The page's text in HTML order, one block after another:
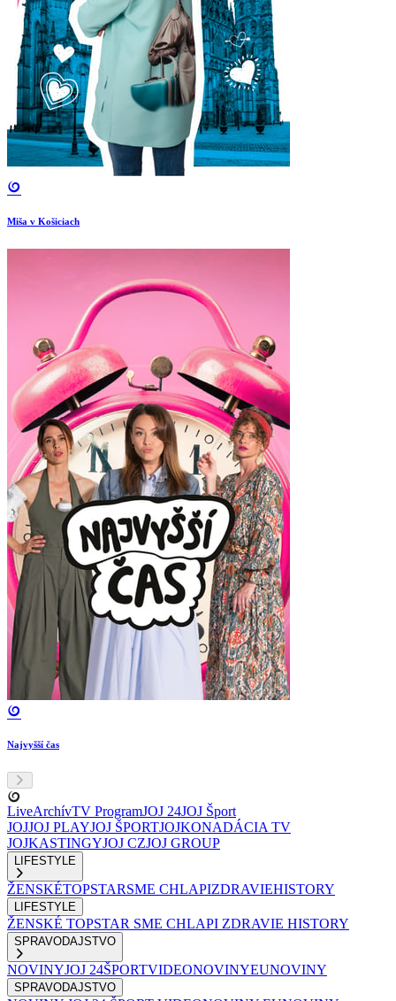
Miša v Košiciach
Najvyšší čas
LiveArchívTV ProgramJOJ 24JOJ Šport
JOJJOJ PLAYJOJ ŠPORTJOJKONADÁCIA TV
JOJKASTINGYJOJ CZJOJ GROUP
LIFESTYLE
ŽENSKÉTOPSTARSME CHLAPIZDRAVIEHISTORY
LIFESTYLE
ŽENSKÉ TOPSTAR SME CHLAPI ZDRAVIE HISTORY
SPRAVODAJSTVO
NOVINYJOJ 24ŠPORTVIDEONOVINYEUNOVINY
SPRAVODAJSTVO